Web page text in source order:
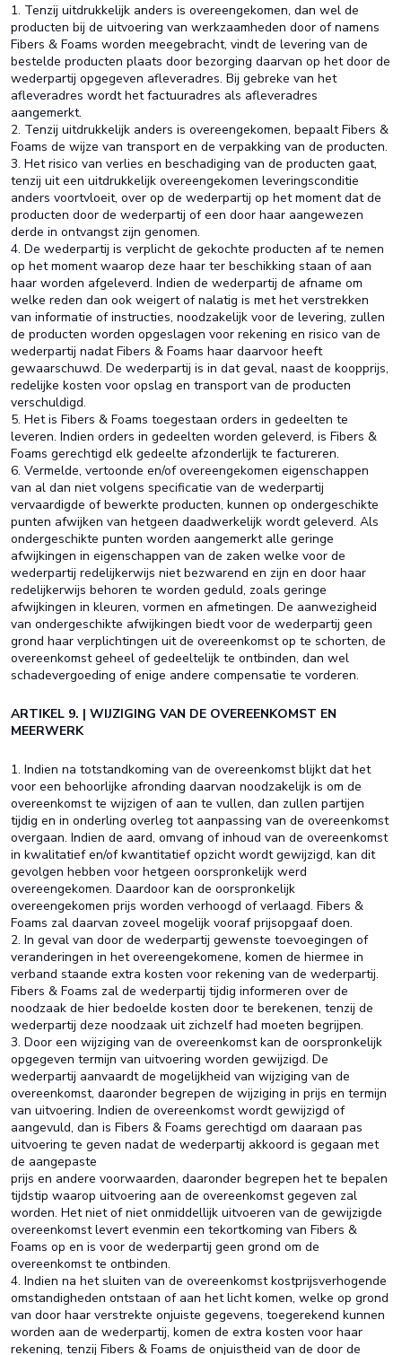
1. Tenzij uitdrukkelijk anders is overeengekomen, dan wel de
producten bij de uitvoering van werkzaamheden door of namens
Fibers & Foams worden meegebracht, vindt de levering van de
bestelde producten plaats door bezorging daarvan op het door de
wederpartij opgegeven afleveradres. Bij gebreke van het
afleveradres wordt het factuuradres als afleveradres
aangemerkt.
2. Tenzij uitdrukkelijk anders is overeengekomen, bepaalt Fibers &
Foams de wijze van transport en de verpakking van de producten.
3. Het risico van verlies en beschadiging van de producten gaat,
tenzij uit een uitdrukkelijk overeengekomen leveringsconditie
anders voortvloeit, over op de wederpartij op het moment dat de
producten door de wederpartij of een door haar aangewezen
derde in ontvangst zijn genomen.
4. De wederpartij is verplicht de gekochte producten af te nemen
op het moment waarop deze haar ter beschikking staan of aan
haar worden afgeleverd. Indien de wederpartij de afname om
welke reden dan ook weigert of nalatig is met het verstrekken
van informatie of instructies, noodzakelijk voor de levering, zullen
de producten worden opgeslagen voor rekening en risico van de
wederpartij nadat Fibers & Foams haar daarvoor heeft
gewaarschuwd. De wederpartij is in dat geval, naast de koopprijs,
redelijke kosten voor opslag en transport van de producten
verschuldigd.
5. Het is Fibers & Foams toegestaan orders in gedeelten te
leveren. Indien orders in gedeelten worden geleverd, is Fibers &
Foams gerechtigd elk gedeelte afzonderlijk te factureren.
6. Vermelde, vertoonde en/of overeengekomen eigenschappen
van al dan niet volgens specificatie van de wederpartij
vervaardigde of bewerkte producten, kunnen op ondergeschikte
punten afwijken van hetgeen daadwerkelijk wordt geleverd. Als
ondergeschikte punten worden aangemerkt alle geringe
afwijkingen in eigenschappen van de zaken welke voor de
wederpartij redelijkerwijs niet bezwarend en zijn en door haar
redelijkerwijs behoren te worden geduld, zoals geringe
afwijkingen in kleuren, vormen en afmetingen. De aanwezigheid
van ondergeschikte afwijkingen biedt voor de wederpartij geen
grond haar verplichtingen uit de overeenkomst op te schorten, de
overeenkomst geheel of gedeeltelijk te ontbinden, dan wel
schadevergoeding of enige andere compensatie te vorderen.
ARTIKEL 9. | WIJZIGING VAN DE OVEREENKOMST EN
MEERWERK
1. Indien na totstandkoming van de overeenkomst blijkt dat het
voor een behoorlijke afronding daarvan noodzakelijk is om de
overeenkomst te wijzigen of aan te vullen, dan zullen partijen
tijdig en in onderling overleg tot aanpassing van de overeenkomst
overgaan. Indien de aard, omvang of inhoud van de overeenkomst
in kwalitatief en/of kwantitatief opzicht wordt gewijzigd, kan dit
gevolgen hebben voor hetgeen oorspronkelijk werd
overeengekomen. Daardoor kan de oorspronkelijk
overeengekomen prijs worden verhoogd of verlaagd. Fibers &
Foams zal daarvan zoveel mogelijk vooraf prijsopgaaf doen.
2. In geval van door de wederpartij gewenste toevoegingen of
veranderingen in het overeengekomene, komen de hiermee in
verband staande extra kosten voor rekening van de wederpartij.
Fibers & Foams zal de wederpartij tijdig informeren over de
noodzaak de hier bedoelde kosten door te berekenen, tenzij de
wederpartij deze noodzaak uit zichzelf had moeten begrijpen.
3. Door een wijziging van de overeenkomst kan de oorspronkelijk
opgegeven termijn van uitvoering worden gewijzigd. De
wederpartij aanvaardt de mogelijkheid van wijziging van de
overeenkomst, daaronder begrepen de wijziging in prijs en termijn
van uitvoering. Indien de overeenkomst wordt gewijzigd of
aangevuld, dan is Fibers & Foams gerechtigd om daaraan pas
uitvoering te geven nadat de wederpartij akkoord is gegaan met
de aangepaste
prijs en andere voorwaarden, daaronder begrepen het te bepalen
tijdstip waarop uitvoering aan de overeenkomst gegeven zal
worden. Het niet of niet onmiddellijk uitvoeren van de gewijzigde
overeenkomst levert evenmin een tekortkoming van Fibers &
Foams op en is voor de wederpartij geen grond om de
overeenkomst te ontbinden.
4. Indien na het sluiten van de overeenkomst kostprijsverhogende
omstandigheden ontstaan of aan het licht komen, welke op grond
van door haar verstrekte onjuiste gegevens, toegerekend kunnen
worden aan de wederpartij, komen de extra kosten voor haar
rekening, tenzij Fibers & Foams de onjuistheid van de door de